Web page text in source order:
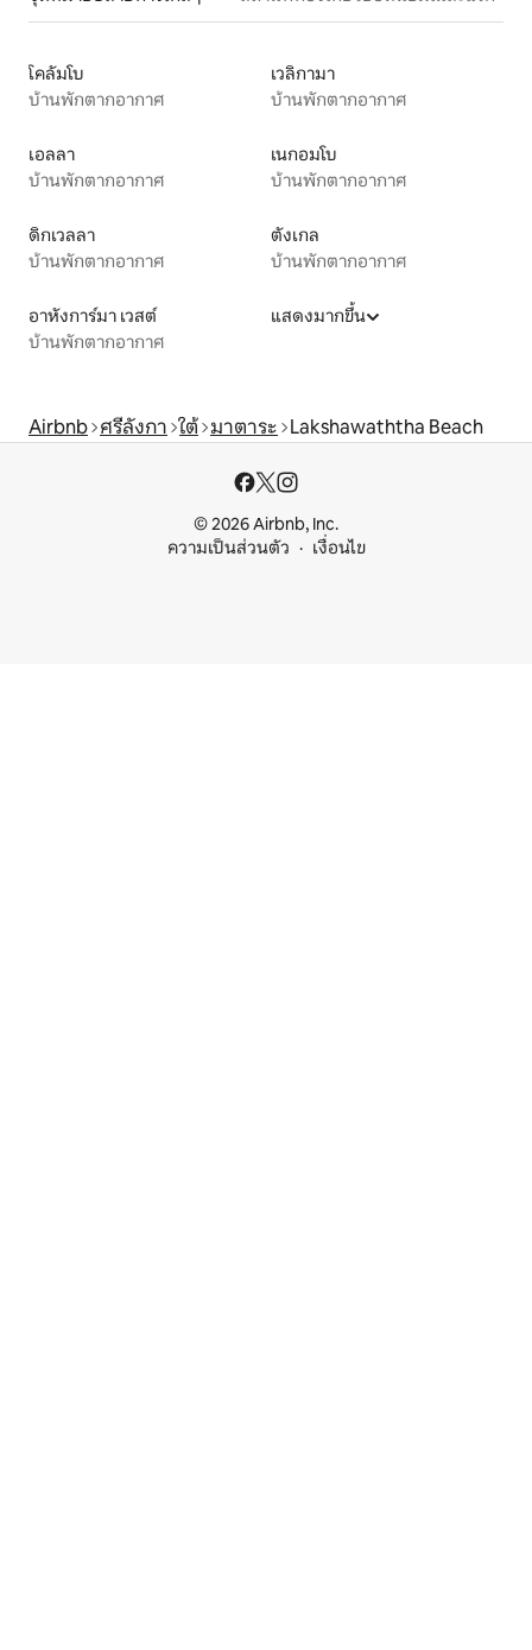
โคลัมโบ
บ้านพักตากอากาศ
เวลิกามา
บ้านพักตากอากาศ
เอลลา
บ้านพักตากอากาศ
เนกอมโบ
บ้านพักตากอากาศ
ดิกเวลลา
บ้านพักตากอากาศ
ตังเกล
บ้านพักตากอากาศ
อาหังการ์มา เวสต์
บ้านพักตากอากาศ
แสดงมากขึ้น
Airbnb ศรีลังกา ใต้ มาตาระ Lakshawaththa Beach
© 2026 Airbnb, Inc.
ความเป็นส่วนตัว
เงื่อนไข